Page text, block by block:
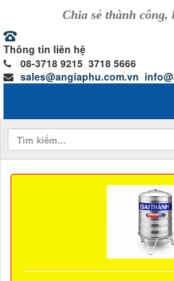
Chia sẻ thành công,
Thông tin liên hệ
08-3718 9215 3718 5666
sales@angiaphu.com.vn